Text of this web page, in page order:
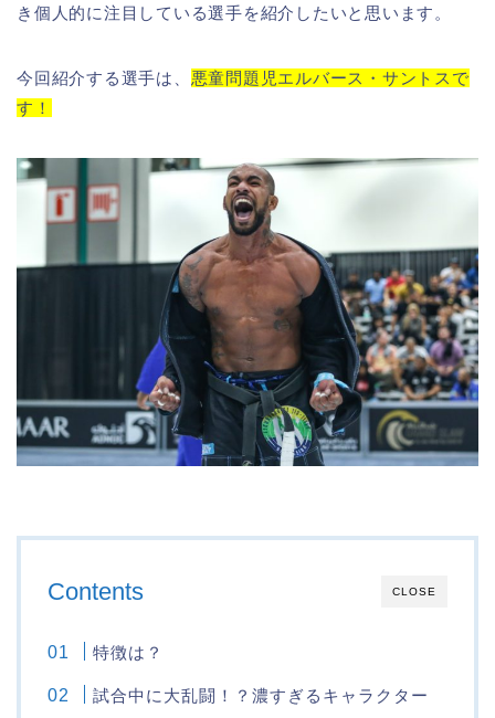
き個人的に注目している選手を紹介したいと思います。
今回紹介する選手は、 悪童問題児エルバース・サントスで
す！
CLOSE
Contents
特徴は？
試合中に大乱闘！？濃すぎるキャラクター